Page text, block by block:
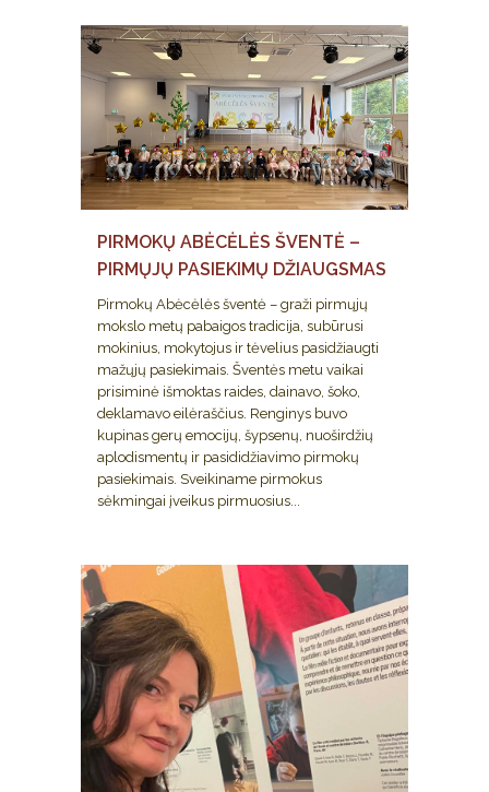
PIRMOKŲ ABĖCĖLĖS ŠVENTĖ –
PIRMŲJŲ PASIEKIMŲ DŽIAUGSMAS
Pirmokų Abėcėlės šventė – graži pirmųjų
mokslo metų pabaigos tradicija, subūrusi
mokinius, mokytojus ir tėvelius pasidžiaugti
mažųjų pasiekimais. Šventės metu vaikai
prisiminė išmoktas raides, dainavo, šoko,
deklamavo eilėraščius. Renginys buvo
kupinas gerų emocijų, šypsenų, nuoširdžių
aplodismentų ir pasididžiavimo pirmokų
pasiekimais. Sveikiname pirmokus
sėkmingai įveikus pirmuosius...